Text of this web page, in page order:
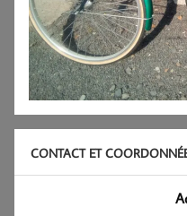
CONTACT ET